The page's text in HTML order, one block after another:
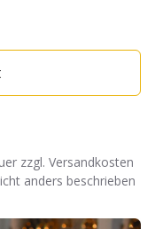
Alt-Flöte
aus 925er
925er Sterling
zzgl. Versandkosten
anders beschrieben